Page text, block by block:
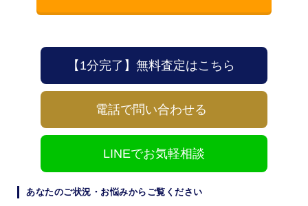
【1分完了】無料査定はこちら
電話で問い合わせる
LINEでお気軽相談
あなたのご状況・お悩みからご覧ください